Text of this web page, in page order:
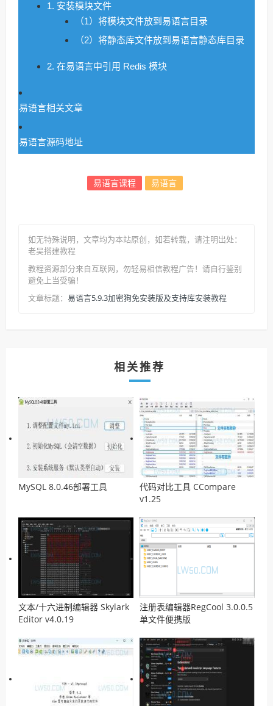
1. 安装模块文件
（1）将模块文件放到易语言目录
（2）将静态库文件放到易语言静态库目录
2. 在易语言中引用 Redis 模块
易语言相关文章
易语言源码地址
易语言课程 易语言
如无特殊说明，文章均为本站原创 ，如若转载，请注明出处：
老吴搭建教程
教程资源部分来自互联网，勿轻易相信教程广告！请自行鉴别
避免上当受骗！
文章标题： 易语言5.9.3加密狗免安装版及支持库安装教程
相关推荐
MySQL 8.0.46部署工具
代码对比工具 CCompare
v1.25
文本/十六进制编辑器 Skylark
Editor v4.0.19
注册表编辑器RegCool 3.0.0.5
单文件便携版